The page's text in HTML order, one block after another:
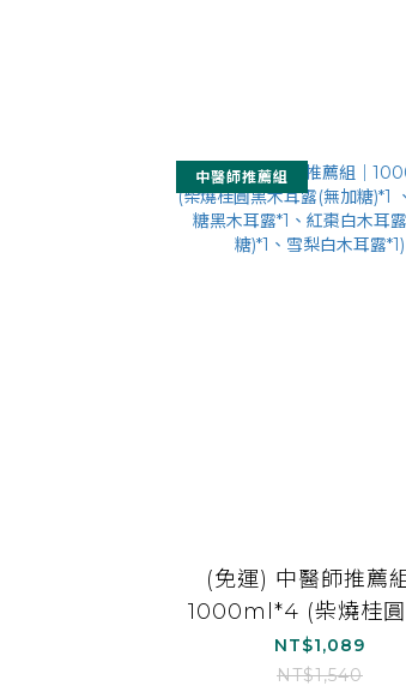
中醫師推薦組
(免運) 中醫師推薦組
1000ml*4 (柴燒桂圓
耳露(無加糖)*1 、經
糖黑木耳露*1、紅棗
NT$1,089
NT$1,540